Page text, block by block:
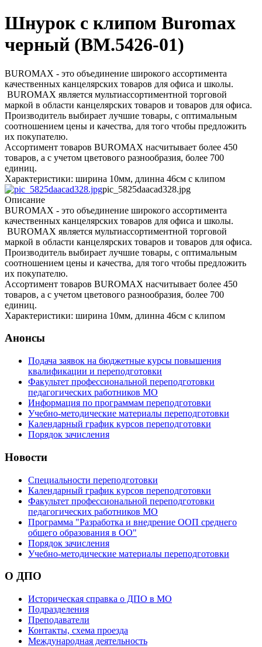
Шнурок с клипом Buromax
черный (BM.5426-01)
BUROMAX - это объединение широкого ассортимента
качественных канцелярских товаров для офиса и школы.
BUROMAX является мультиассортиментной торговой
маркой в области канцелярских товаров и товаров для офиса.
Производитель выбирает лучшие товары, с оптимальным
соотношением цены и качества, для того чтобы предложить
их покупателю.
Ассортимент товаров BUROMAX насчитывает более 450
товаров, а с учетом цветового разнообразия, более 700
единиц.
Характеристики: ширина 10мм, длинна 46см с клипом
pic_5825daacad328.jpg
Описание
BUROMAX - это объединение широкого ассортимента
качественных канцелярских товаров для офиса и школы.
BUROMAX является мультиассортиментной торговой
маркой в области канцелярских товаров и товаров для офиса.
Производитель выбирает лучшие товары, с оптимальным
соотношением цены и качества, для того чтобы предложить
их покупателю.
Ассортимент товаров BUROMAX насчитывает более 450
товаров, а с учетом цветового разнообразия, более 700
единиц.
Характеристики: ширина 10мм, длинна 46см с клипом
Анонсы
Подача заявок на бюджетные курсы повышения
квалификации и переподготовки
Факультет профессиональной переподготовки
педагогических работников МО
Информация по программам переподготовки
Учебно-методические материалы переподготовки
Календарный график курсов переподготовки
Порядок зачисления
Новости
Специальности переподготовки
Календарный график курсов переподготовки
Факультет профессиональной переподготовки
педагогических работников МО
Программа "Разработка и внедрение ООП среднего
общего образования в ОО"
Порядок зачисления
Учебно-методические материалы переподготовки
О ДПО
Историческая справка о ДПО в МО
Подразделения
Преподаватели
Контакты, схема проезда
Международная деятельность